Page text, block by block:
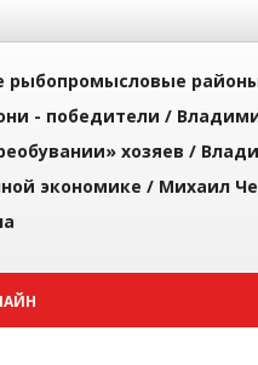
рыбопромысловые
- победители /
хозяев /
экономике / Михаил